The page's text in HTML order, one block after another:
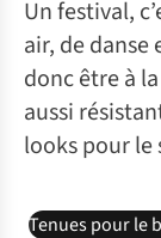
Un festival,
air, de
donc être à
aussi
looks pour le
Tenues pour le